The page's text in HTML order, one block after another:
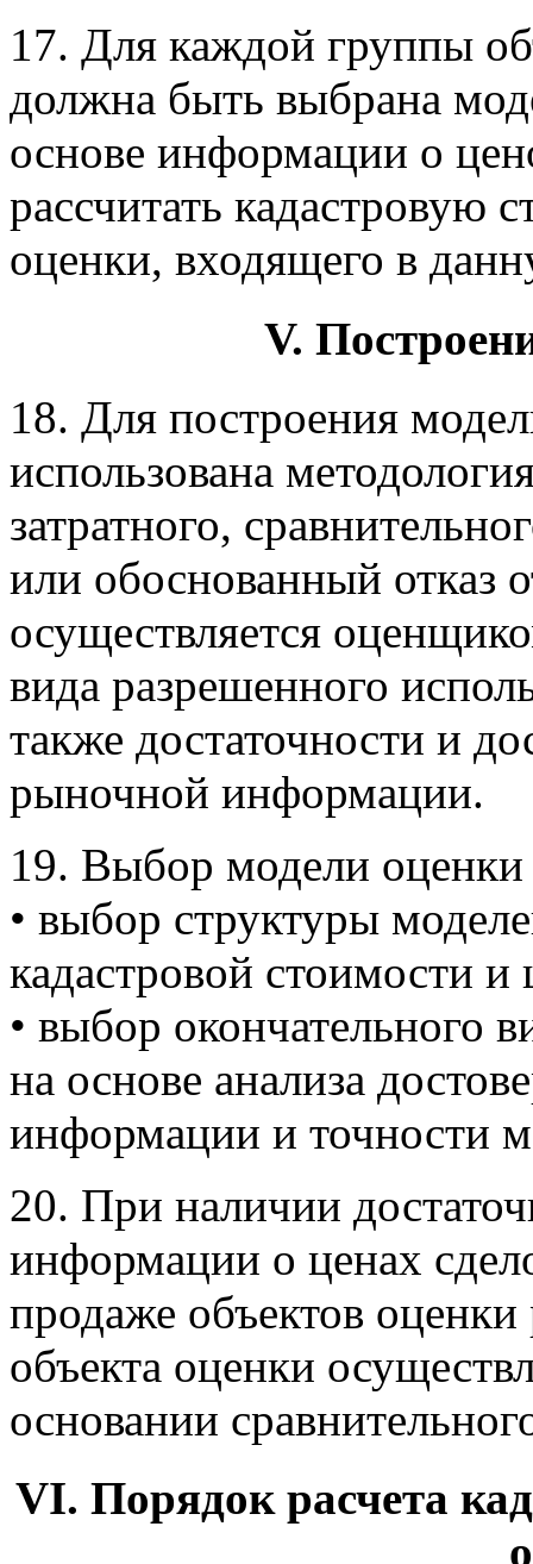
17. Для каждой группы
должна быть выбрана
основе информации о
рассчитать кадастровую
оценки, входящего в
V.
18. Для построения
использована
затратного,
или обоснованный отказ
осуществляется
вида разрешенного
также достаточности и
рыночной информации.
19. Выбор модели оценки
• выбор структуры
кадастровой стоимости
• выбор окончательного
на основе анализа
информации и точности
20. При наличии
информации о ценах
продаже объектов оценки
объекта оценки
основании
VI. Порядок расчета